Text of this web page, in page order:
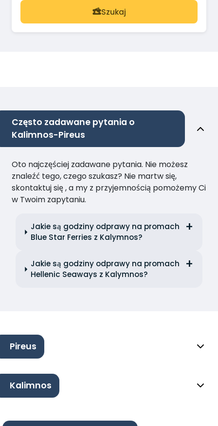
Szukaj
Często zadawane pytania o
Kalimnos-Pireus
Oto najczęściej zadawane pytania. Nie możesz
znaleźć tego, czego szukasz? Nie martw się,
skontaktuj się , a my z przyjemnością pomożemy Ci
w Twoim zapytaniu.
Jakie są godziny odprawy na promach
Blue Star Ferries z Kalymnos?
Jakie są godziny odprawy na promach
Hellenic Seaways z Kalymnos?
Pireus
Kalimnos